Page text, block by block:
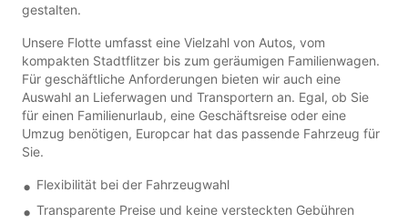
gestalten.
Unsere Flotte umfasst eine Vielzahl von Autos, vom
kompakten Stadtflitzer bis zum geräumigen Familienwagen.
Für geschäftliche Anforderungen bieten wir auch eine
Auswahl an Lieferwagen und Transportern an. Egal, ob Sie
für einen Familienurlaub, eine Geschäftsreise oder eine
Umzug benötigen, Europcar hat das passende Fahrzeug für
Sie.
Flexibilität bei der Fahrzeugwahl
Transparente Preise und keine versteckten Gebühren